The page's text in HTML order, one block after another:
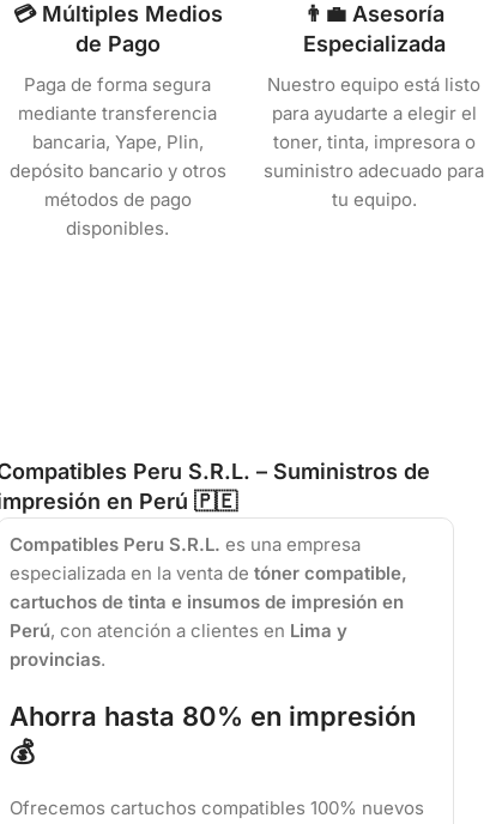
💳 Múltiples Medios
de Pago
Paga de forma segura
mediante transferencia
bancaria, Yape, Plin,
depósito bancario y otros
métodos de pago
disponibles.
👨‍💼 Asesoría
Especializada
Nuestro equipo está listo
para ayudarte a elegir el
toner, tinta, impresora o
suministro adecuado para
tu equipo.
Peru S.R.L. – Suministros de
en Perú 🇵🇪
Compatibles Peru S.R.L. es una empresa
especializada en la venta de tóner compatible,
cartuchos de tinta e insumos de impresión en
Perú, con atención a clientes en Lima y
provincias.
Ahorra hasta 80% en impresión
💰
Ofrecemos cartuchos compatibles 100% nuevos